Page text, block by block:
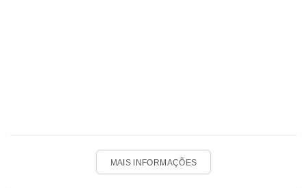
MAIS INFORMAÇÕES